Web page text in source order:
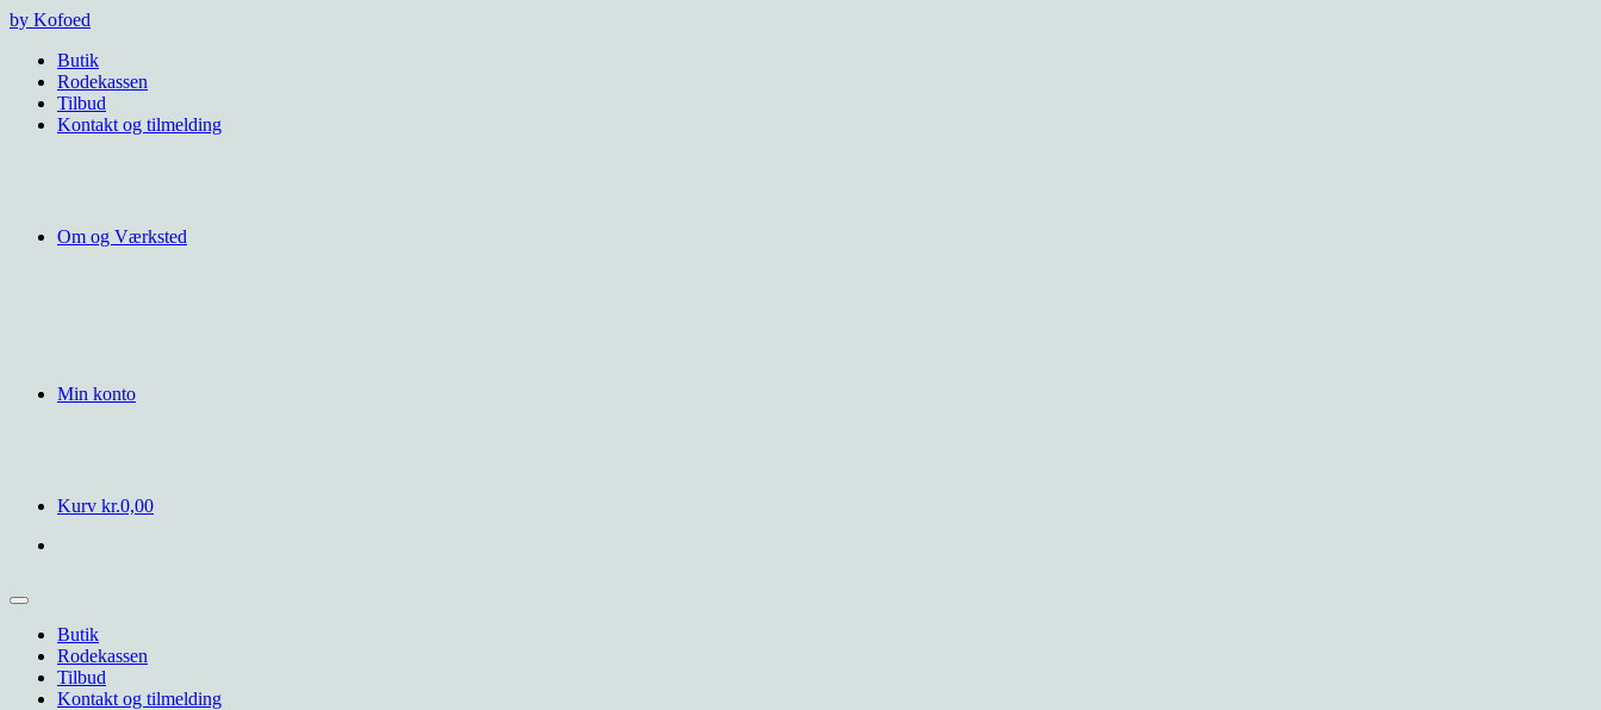
Videre
indhold
by Kofoed
Butik
Rodekassen
Tilbud
Kontakt og tilmelding
Om og Værksted
Min konto
Kurv kr.0,00
Butik
Rodekassen
Tilbud
Kontakt og tilmelding